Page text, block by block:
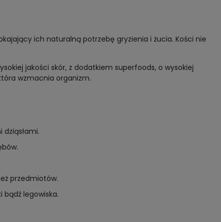
ich naturalną potrzebę gryzienia i żucia. Kości nie
jakości skór, z dodatkiem superfoods, o wysokiej
wzmacnia organizm.
przedmiotów.
legowiska.